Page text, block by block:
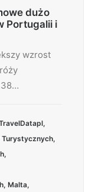
dużo
Portugalii i
wzrost
,
Turystycznych,
,
, Malta,